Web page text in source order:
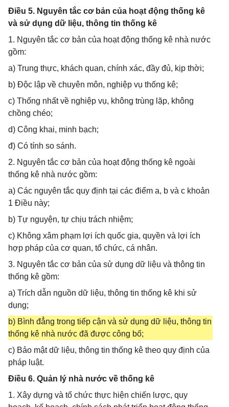
Điều 5. Nguyên tắc cơ bản của hoạt động thống kê
và sử dụng dữ liệu, thông tin thống kê
1. Nguyên tắc cơ bản của hoạt động thống kê nhà nước
gồm:
a) Trung thực, khách quan, chính xác, đầy đủ, kịp thời;
b) Độc lập về chuyên môn, nghiệp vụ thống kê;
c) Thống nhất về nghiệp vụ, không trùng lặp, không
chồng chéo;
d) Công khai, minh bạch;
đ) Có tính so sánh.
2. Nguyên tắc cơ bản của hoạt động thống kê ngoài
thống kê nhà nước gồm:
a) Các nguyên tắc quy định tại các điểm a, b và c khoản
1 Điều này;
b) Tự nguyện, tự chịu trách nhiệm;
c) Không xâm phạm lợi ích quốc gia, quyền và lợi ích
hợp pháp của cơ quan, tổ chức, cá nhân.
3. Nguyên tắc cơ bản của sử dụng dữ liệu và thông tin
thống kê gồm:
a) Trích dẫn nguồn dữ liệu, thông tin thống kê khi sử
dụng;
b) Bình đẳng trong tiếp cận và sử dụng dữ liệu, thông tin
thống kê nhà nước đã được công bố;
c) Bảo mật dữ liệu, thông tin thống kê theo quy định của
pháp luật.
Điều 6. Quản lý nhà nước về thống kê
1. Xây dựng và tổ chức thực hiện chiến lược, quy